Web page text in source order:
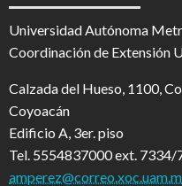
Universidad Autónoma
Coordinación de Extensión
Calzada del Hueso, 1100,
Coyoacán
Edificio A, 3er. piso
Tel. 5554837000 ext.